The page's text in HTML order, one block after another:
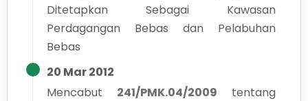
Ditetapkan Sebagai Kawasan
Perdagangan Bebas dan Pelabuhan
Bebas
20 Mar 2012
Mencabut
241/PMK.04/2009
tentang